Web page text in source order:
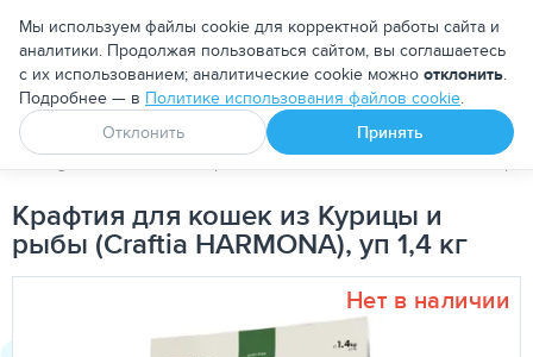
Москва
Апоквел Ветмедин От блох и клещей
PetDog Кошкам Корма для кошек Повседневные
Крафтия для кошек из Курицы и
рыбы (Craftia HARMONA), уп 1,4 кг
Нет в наличии
Мы используем файлы cookie для корректной работы сайта и
аналитики. Продолжая пользоваться сайтом, вы соглашаетесь
с их использованием; аналитические cookie можно отклонить.
Подробнее — в Политике использования файлов cookie.
Отклонить
Принять